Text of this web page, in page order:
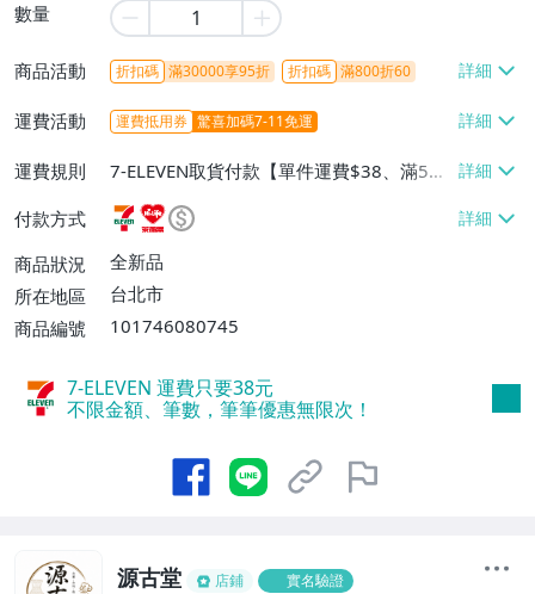
數量
商品活動 折扣碼 滿30000享95折 折扣碼 滿800折60
運費活動 運費抵用券 驚喜加碼7-11免運
運費規則
7-ELEVEN取貨付款【單件運費$38、滿5件
或消費滿$1298免運費】、7-ELEVEN取貨
不付款【免運費】、萊爾富取貨付款【單件
運費$60、滿5件或消費滿$1298免運
費】、宅配/貨運【單件運費$120、滿5件
付款方式
商品狀況
全新品
所在地區
台北市
商品編號
101746080745
7-ELEVEN 運費只要38元
不限金額、筆數，筆筆優惠無限次！
源古堂 店鋪 實名驗證